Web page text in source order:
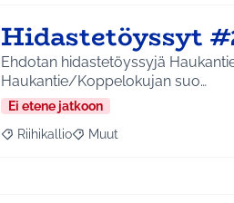
Hidastetöyssyt
Ehdotan hidastetöyssyjä
Haukantie/Koppelokujan suo…
Ei etene jatkoon
Rajaa tulokset aihepiirin mukaan:
Riihikallio Rajaa tulokset teeman
Muut